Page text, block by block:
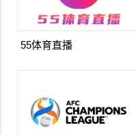
55体育直播